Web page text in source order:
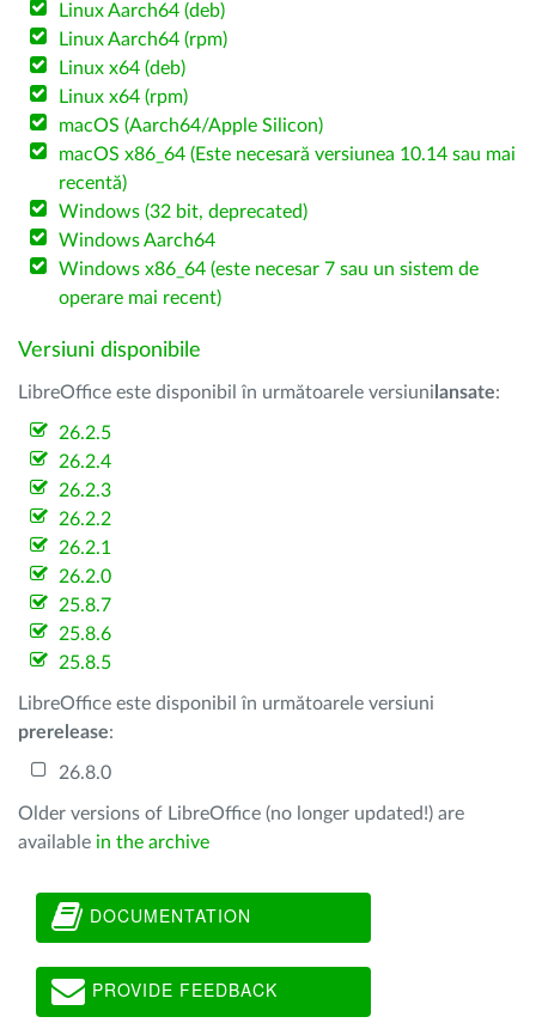
Linux Aarch64 (deb)
Linux Aarch64 (rpm)
Linux x64 (deb)
Linux x64 (rpm)
macOS (Aarch64/Apple Silicon)
macOS x86_64 (Este necesară versiunea 10.14 sau mai
recentă)
Windows (32 bit, deprecated)
Windows Aarch64
Windows x86_64 (este necesar 7 sau un sistem de
operare mai recent)
Versiuni disponibile
LibreOffice este disponibil în următoarele versiuni lansate:
26.2.5
26.2.4
26.2.3
26.2.2
26.2.1
26.2.0
25.8.7
25.8.6
25.8.5
LibreOffice este disponibil în următoarele versiuni
prerelease:
26.8.0
Older versions of LibreOffice (no longer updated!) are
available in the archive
DOCUMENTATION
PROVIDE FEEDBACK